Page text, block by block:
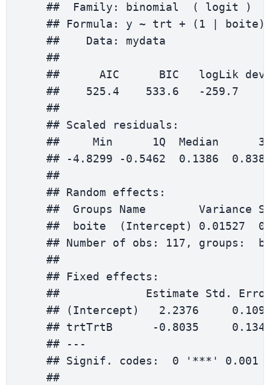
    ##
Family : binomial ( logit
)
    ##
Formula : y ~ trt + ( 1 boite)
    ##
Data :
mydata
    ##
##      AIC      BIC   logLik
    ##
525.4 533.6 -259.7
    ##
    ##
Scaled residuals :
    ##
Min 1Q Median 3
    ##
-4.8299 -0.5462 0.1386
    ##
    ##
Random effects :
    ##
Groups Name Variance
    ##  boite
(Intercept ) 0.01527
    ##
Number of obs : 117 , groups :
    ##
    ##
Fixed effects :
    ##
Estimate Std .
    ##
(Intercept ) 2.2376
    ## trtTrtB
-0.8035
    ##
-- -
    ##
Signif . codes : 0 '***' 0.001
    ##